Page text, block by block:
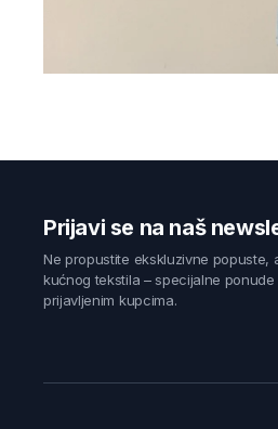
Prijavi se na naš
Ne propustite ekskluzivne popuste,
kućnog tekstila – specijalne
prijavljenim kupcima.